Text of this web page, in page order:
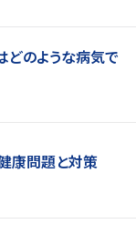
どのような病気で
康問題と対策